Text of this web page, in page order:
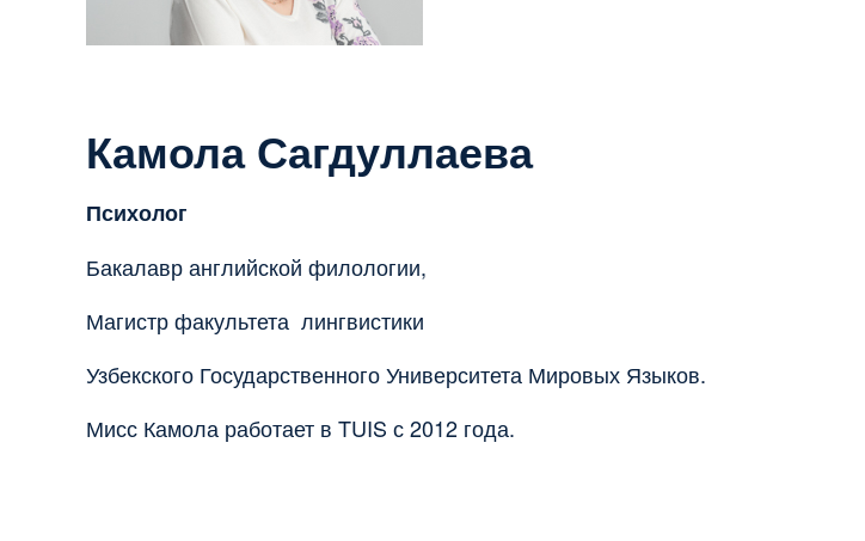
Камола Сагдуллаева
Психолог
Бакалавр английской филологии,
Магистр факультета лингвистики
Узбекского Государственного Университета Мировых Языков.
Мисс Камола работает в TUIS с 2012 года.